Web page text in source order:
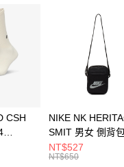
21家銀行
業銀行
業銀行
CSH
統襪
NIKE NK
SMIT 男女 側背
BA5871010
NT$527
NT$650